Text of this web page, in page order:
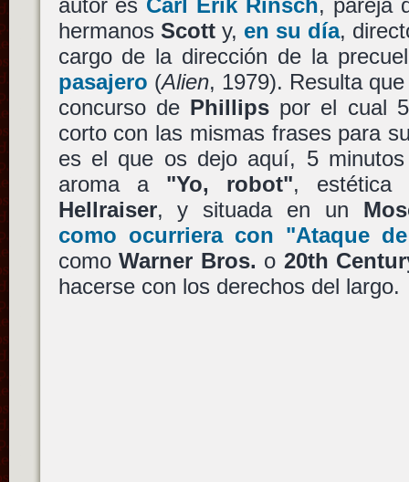
hermanos Scotty, en su día,
cargo de la dirección de la
pasajero (Alien, 1979). Resulta
concurso de Phillipspor el cual 5
corto con las mismas frases para
es el que os dejo aquí, 5
aroma a "Yo, robot", estética
Hellraiser, y situada en un
como ocurriera con "Ataque
comoWarner Bros. o 20th
hacerse con los derechos del largo.